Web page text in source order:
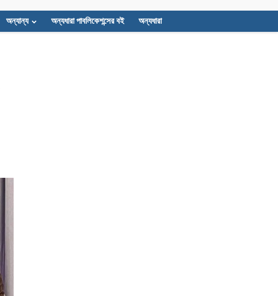
অন্যান্য অন্যধারা পাবলিকেশন্সের বই অন্যধারা